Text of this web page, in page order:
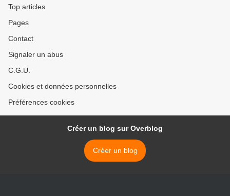
Top articles
Pages
Contact
Signaler un abus
C.G.U.
Cookies et données personnelles
Préférences cookies
Créer un blog sur Overblog
Créer un blog